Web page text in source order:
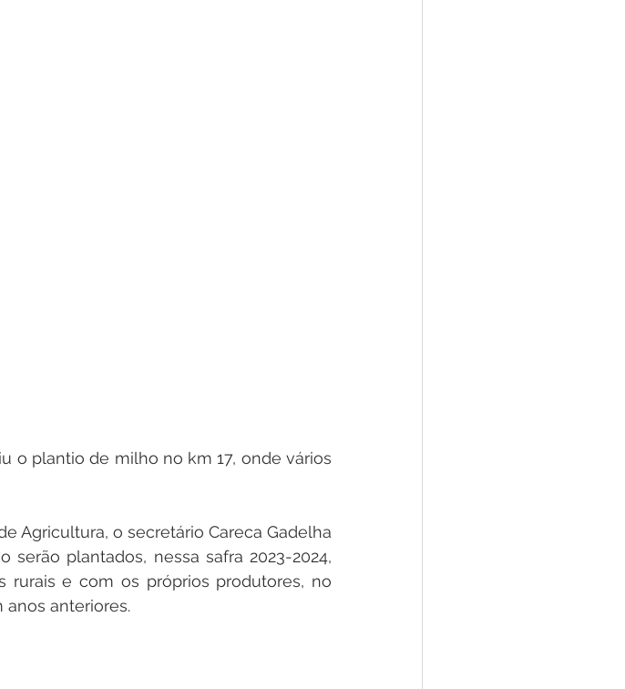
o plantio de milho no km 17, onde vários
Agricultura, o secretário Careca Gadelha
plantados, nessa safra 2023-2024,
rurais e com os próprios produtores, no
anos anteriores.